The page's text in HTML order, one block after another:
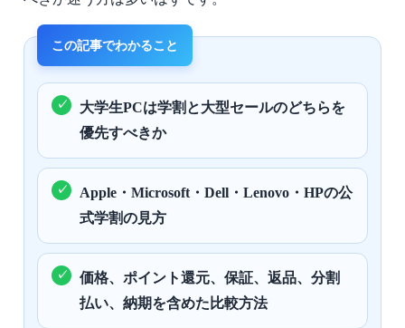
大学生PCは学割と大型セールのどちらを
優先すべきか
Apple・Microsoft・Dell・Lenovo・HPの公
式学割の見方
価格、ポイント還元、保証、返品、分割
払い、納期を含めた比較方法